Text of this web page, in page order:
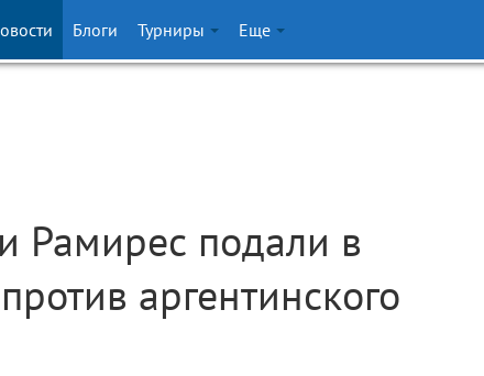
Блоги Турниры Еще
Рамирес подали в
аргентинского